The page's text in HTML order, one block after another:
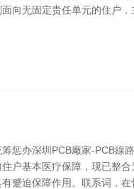
向无固定责任单元的住户
惩办深圳PCB廠家-PCB
户基本医疗保障，现已整
蹙迫保障作用。联系词，